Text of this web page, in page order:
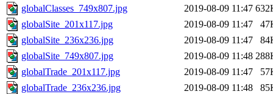
globalClasses_749x807.jpg
2019-08-09 11:47
globalSite_201x117.jpg
2019-08-09 11:47
globalSite_236x236.jpg
2019-08-09 11:47
globalSite_749x807.jpg
2019-08-09 11:48
globalTrade_201x117.jpg
2019-08-09 11:47
globalTrade_236x236.jpg
2019-08-09 11:48